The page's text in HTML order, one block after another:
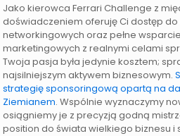
Jako kierowca Ferrari Challenge z
doświadczeniem oferuję Ci dostęp
networkingowych oraz pełne
marketingowych z realnymi celami
Twoja pasja była jedynie kosztem;
najsilniejszym aktywem biznesowym.
strategię sponsoringową opartą na
Ziemianem. Wspólnie wyznaczymy
osiągniemy je z precyzją godną
position do świata wielkiego biznesu i